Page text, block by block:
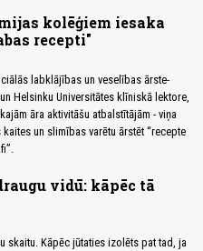
kolēģiem iesaka
recepti"
labklājības un veselības ārste-
Helsinku Universitātes klīniskā lektore,
āra aktivitāšu atbalstītājām - viņa
un slimības varētu ārstēt “recepte
vidū: kāpēc tā
skaitu. Kāpēc jūtaties izolēts pat tad, ja